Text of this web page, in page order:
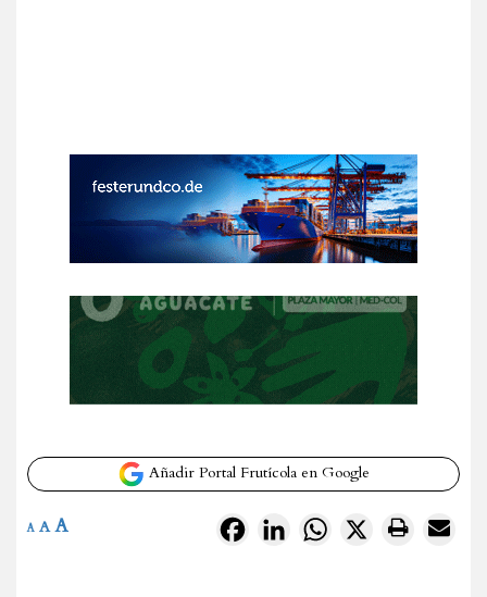
Añadir Portal Frutícola en Google
FacebookLinkedInWhatsApp
X
A A A